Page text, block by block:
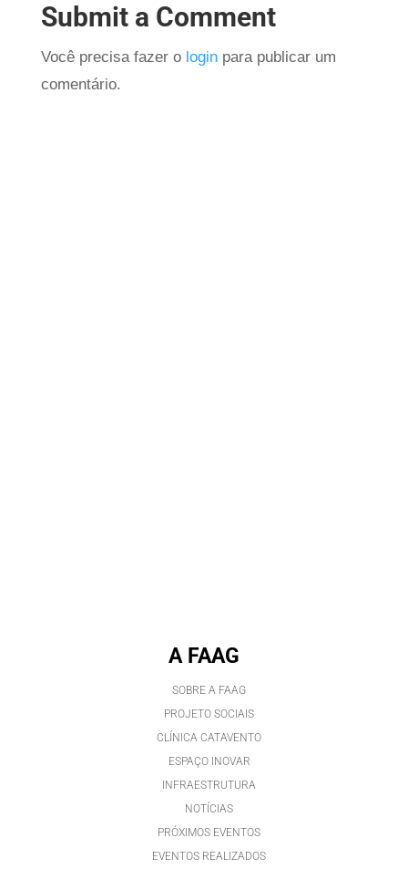
Submit a Comment
Você precisa fazer o loginpara publicar um
comentário.
A FAAG
SOBRE A FAAG
PROJETO SOCIAIS
CLÍNICA CATAVENTO
ESPAÇO INOVAR
INFRAESTRUTURA
NOTÍCIAS
PRÓXIMOS EVENTOS
EVENTOS REALIZADOS